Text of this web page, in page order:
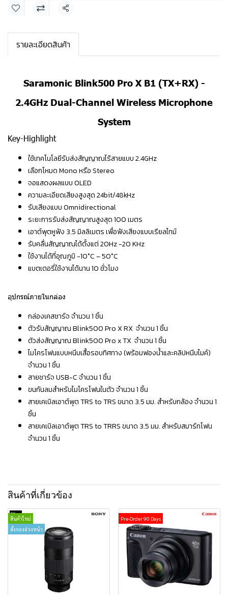
แชร์
รายละเอียดสินค้า
Saramonic Blink500 Pro X B1 (TX+RX) -
2.4GHz Dual-Channel Wireless Microphone
System
Key-Highlight
ใช้เทคโนโลยีรับส่งสัญญาณไร้สายแบบ 2.4GHz
เลือกโหมด Mono หรือ Stereo
จอแสดงผลแบบ OLED
ความละเอียดเสียงสูงสุด 24bit/48kHz
รับเสียงแบบ Omnidirectional
ระยะการรับส่งสัญญาณสูงสุด 100 เมตร
เอาต์พุตหูฟัง 3.5 มิลลิเมตร เพื่อฟังเสียงแบบเรียลไทม์
รับคลื่นสัญญาณได้ตั้งแต่ 20Hz -20 KHz
ใช้งานได้ที่อุณภูมิ -10°C – 50°C
แบตเตอรี่ใช้งานได้นาน 10 ชั่วโมง
อุปกรณ์ภายในกล่อง
กล่องเคสชาร์จ จำนวน 1 ชิ้น
ตัวรับสัญญาณ Blink500 Pro X RX จำนวน 1 ชิ้น
ตัวส่งสัญญาณ Blink500 Pro x TX จำนวน 1 ชิ้น
ไมโครโฟนแบบหนีบเสื้อรอบทิศทาง (พร้อมฟองน้ำและคลิปหนีบไมค์)
จำนวน 1 ชิ้น
สายชาร์จ USB-C จำนวน 1 ชิ้น
ขนกันลมสำหรับไมโครโฟนในตัว จำนวน 1 ชิ้น
สายเคเบิลเอาต์พุต TRS to TRS ขนาด 3.5 มม. สำหรับกล้อง จำนวน 1
ชิ้น
สายเคเบิลเอาต์พุต TRS to TRRS ขนาด 3.5 มม. สำหรับสมาร์ทโฟน
จำนวน 1 ชิ้น
สินค้าที่เกี่ยวข้อง
สินค้าใหม่
สั่งจองล่วงหน้า
Pre-Order 90 Days